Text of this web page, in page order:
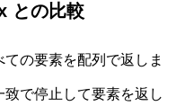
との比較
の要素を配列で返しま
致で停止して要素を返し